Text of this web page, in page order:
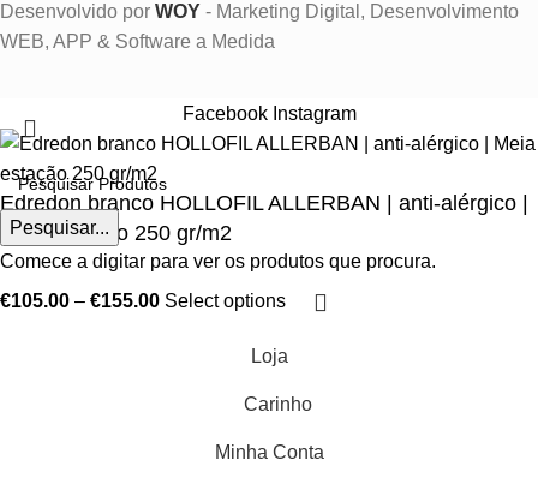
Desenvolvido por WOY - Marketing Digital, Desenvolvimento
WEB, APP & Software a Medida
Pesquisar...
Comece a digitar para ver os produtos que procura.
Facebook Instagram
Edredon branco HOLLOFIL ALLERBAN | anti-alérgico |
Meia estação 250 gr/m2
€105.00 – €155.00 Select options
Loja
Carinho
Minha Conta